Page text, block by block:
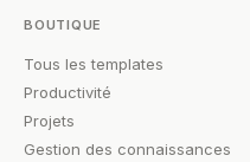
BOUTIQUE
Tous les templates
Productivité
Projets
Gestion des connaissances